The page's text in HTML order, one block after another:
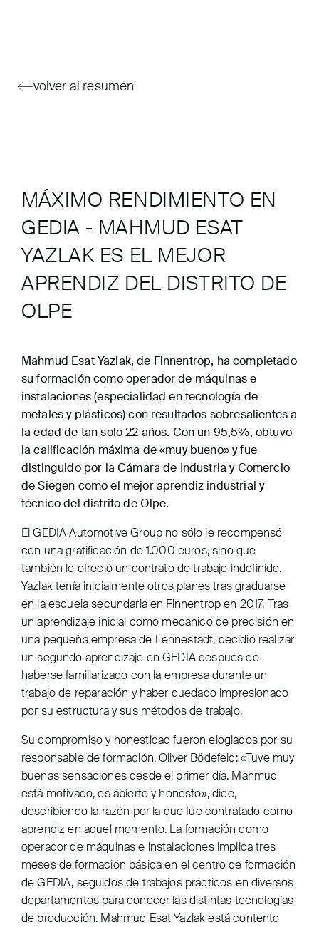
volver al resumen
MÁXIMO RENDIMIENTO EN
GEDIA - MAHMUD ESAT
YAZLAK ES EL MEJOR
APRENDIZ DEL DISTRITO DE
OLPE
Mahmud Esat Yazlak, de Finnentrop, ha completado
su formación como operador de máquinas e
instalaciones (especialidad en tecnología de
metales y plásticos) con resultados sobresalientes a
la edad de tan solo 22 años. Con un 95,5%, obtuvo
la calificación máxima de «muy bueno» y fue
distinguido por la Cámara de Industria y Comercio
de Siegen como el mejor aprendiz industrial y
técnico del distrito de Olpe.
El GEDIA Automotive Group no sólo le recompensó
con una gratificación de 1.000 euros, sino que
también le ofreció un contrato de trabajo indefinido.
Yazlak tenía inicialmente otros planes tras graduarse
en la escuela secundaria en Finnentrop en 2017. Tras
un aprendizaje inicial como mecánico de precisión en
una pequeña empresa de Lennestadt, decidió realizar
un segundo aprendizaje en GEDIA después de
haberse familiarizado con la empresa durante un
trabajo de reparación y haber quedado impresionado
por su estructura y sus métodos de trabajo.
Su compromiso y honestidad fueron elogiados por su
responsable de formación, Oliver Bödefeld: «Tuve muy
buenas sensaciones desde el primer día. Mahmud
está motivado, es abierto y honesto», dice,
describiendo la razón por la que fue contratado como
aprendiz en aquel momento. La formación como
operador de máquinas e instalaciones implica tres
meses de formación básica en el centro de formación
de GEDIA, seguidos de trabajos prácticos en diversos
departamentos para conocer las distintas tecnologías
de producción. Mahmud Esat Yazlak está contento